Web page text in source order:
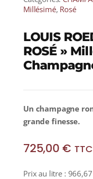
Millésimé, Rosé
LOUIS
ROSÉ »
Un champagne
grande finesse.
725,00 € TTC
Prix au litre : 966,67